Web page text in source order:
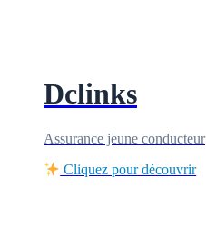
Dclinks
Assurance jeune conducteur
Cliquez pour découvrir